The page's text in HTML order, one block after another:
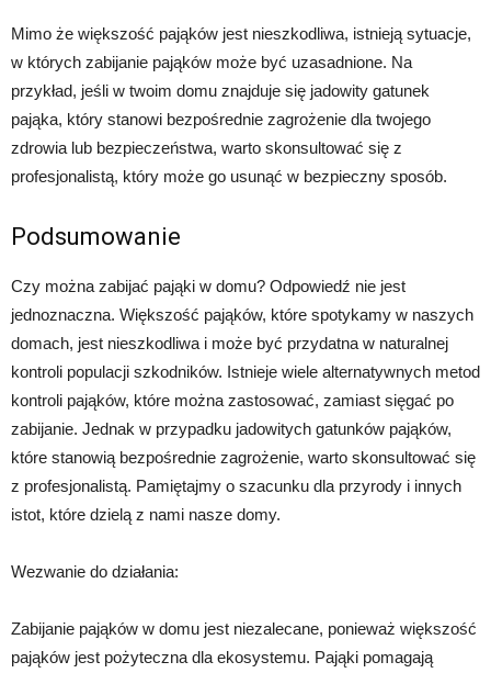
Mimo że większość pająków jest nieszkodliwa, istnieją sytuacje,
w których zabijanie pająków może być uzasadnione. Na
przykład, jeśli w twoim domu znajduje się jadowity gatunek
pająka, który stanowi bezpośrednie zagrożenie dla twojego
zdrowia lub bezpieczeństwa, warto skonsultować się z
profesjonalistą, który może go usunąć w bezpieczny sposób.
Podsumowanie
Czy można zabijać pająki w domu? Odpowiedź nie jest
jednoznaczna. Większość pająków, które spotykamy w naszych
domach, jest nieszkodliwa i może być przydatna w naturalnej
kontroli populacji szkodników. Istnieje wiele alternatywnych metod
kontroli pająków, które można zastosować, zamiast sięgać po
zabijanie. Jednak w przypadku jadowitych gatunków pająków,
które stanowią bezpośrednie zagrożenie, warto skonsultować się
z profesjonalistą. Pamiętajmy o szacunku dla przyrody i innych
istot, które dzielą z nami nasze domy.
Wezwanie do działania:
Zabijanie pająków w domu jest niezalecane, ponieważ większość
pająków jest pożyteczna dla ekosystemu. Pająki pomagają